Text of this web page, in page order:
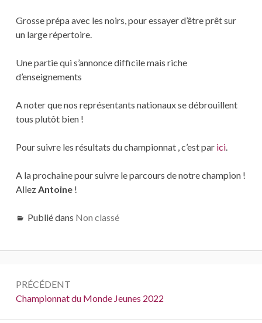
Grosse prépa avec les noirs, pour essayer d’être prêt sur
un large répertoire.
Une partie qui s’annonce difficile mais riche
d’enseignements
A noter que nos représentants nationaux se débrouillent
tous plutôt bien !
Pour suivre les résultats du championnat , c’est par ici.
A la prochaine pour suivre le parcours de notre champion !
Allez Antoine!
Publié dans Non classé
Navigation
de
l’article
PRÉCÉDENT
Précédent :
Championnat du Monde Jeunes 2022